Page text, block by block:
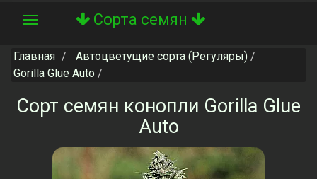
Сорта семян
Toggle
Главная
Автоцветущие сорта (Регуляры)
Gorilla Glue Auto
Сорт семян конопли Gorilla Glue
Auto